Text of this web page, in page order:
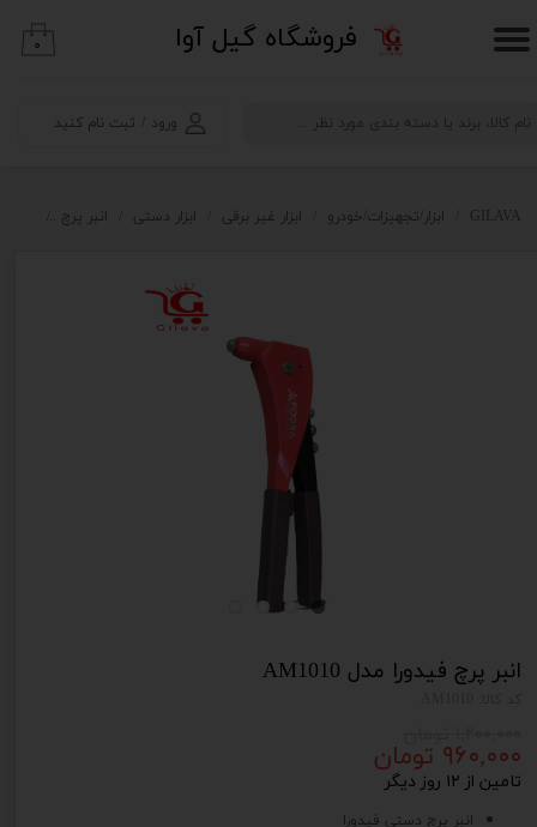
​فروشگاه گیل آوا
ورود ثبت نام کنید
حساب کاربری من
خروج از حساب کاربری
۰
GILAVA ابزار/تجهیزات/خودرو ابزار غیر برقی ابزار دستی انبر پرچ
انبر پرچ فیدورا مدل AM1010
۹۶۰,۰۰۰ تومان
تامین از ۱۲ روز دیگر
انبر پرچ دستی فیدورا